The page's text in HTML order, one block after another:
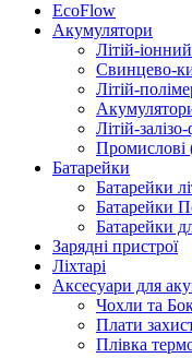
EcoFlow
Акумулятори
Літій-
Свинцево-
Літій-
Літій-
Батарейки
Батарейки
Батарейки
Батарейки
Зарядні пристрої
Ліхтарі
Аксесуари для
Чохли та
Плати
Плівка